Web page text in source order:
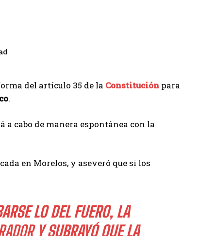
del artículo 35 de la Constitución para
.
a cabo de manera espontánea con la
en Morelos, y aseveró que si los
LO DEL FUERO, LA
Y SUBRAYÓ QUE LA